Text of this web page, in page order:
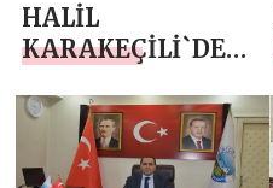
HALİL
KARAKEÇİLİ`DEN
MESAJI